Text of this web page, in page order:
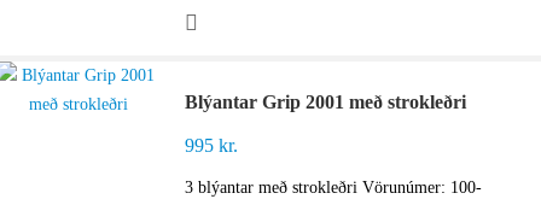
Blýantar Grip 2001 með strokleðri
995kr.
3 blýantar með strokleðri Vörunúmer: 100-